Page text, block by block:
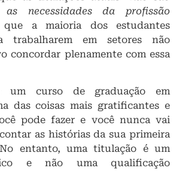
as necessidades da profissão
a maioria dos estudantes
trabalharem em setores não
concordar plenamente com essa
um curso de graduação em
das coisas mais gratificantes e
pode fazer e você nunca vai
as histórias da sua primeira
entanto, uma titulação é um
e não uma qualificação